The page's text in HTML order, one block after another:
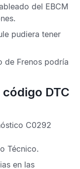
del EBCM
pudiera tener
de Frenos podría
DTC
C0292
Técnico.
en las